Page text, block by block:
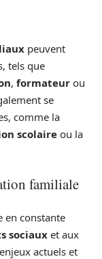
peuvent
tels que
, formateur ou
se
comme la
scolaire ou la
familiale
en constante
sociaux et aux
actuels et